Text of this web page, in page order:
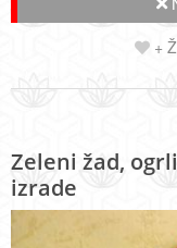
+
Zeleni žad,
izrade